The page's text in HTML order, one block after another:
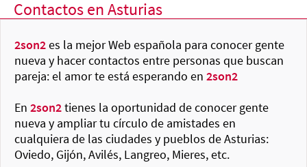
Contactos en Asturias
2son2es la mejor Web española para conocer gente
nueva y hacer contactos entre personas que buscan
pareja: el amor te está esperando en 2son2
En 2son2tienes la oportunidad de conocer gente
nueva y ampliar tu círculo de amistades en
cualquiera de las ciudades y pueblos de Asturias:
Oviedo, Gijón, Avilés, Langreo, Mieres, etc.